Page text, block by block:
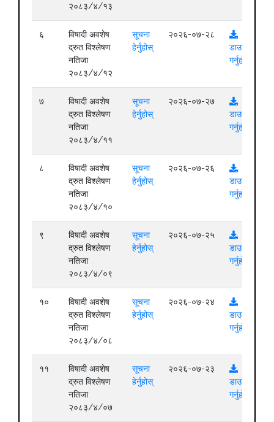
२०८३/४/१३
६
विषादी अवशेष
द्रुत विश्लेषण
नतिजा
२०८३/४/१२
सूचना
हेर्नुहोस्
२०२६-०७-२८
डाउनलोड
गर्नुहोस्
७
विषादी अवशेष
द्रुत विश्लेषण
नतिजा
२०८३/४/११
सूचना
हेर्नुहोस्
२०२६-०७-२७
डाउनलोड
गर्नुहोस्
८
विषादी अवशेष
द्रुत विश्लेषण
नतिजा
२०८३/४/१०
सूचना
हेर्नुहोस्
२०२६-०७-२६
डाउनलोड
गर्नुहोस्
९
विषादी अवशेष
द्रुत विश्लेषण
नतिजा
२०८३/४/०९
सूचना
हेर्नुहोस्
२०२६-०७-२५
डाउनलोड
गर्नुहोस्
१०
विषादी अवशेष
द्रुत विश्लेषण
नतिजा
२०८३/४/०८
सूचना
हेर्नुहोस्
२०२६-०७-२४
डाउनलोड
गर्नुहोस्
११
विषादी अवशेष
द्रुत विश्लेषण
नतिजा
२०८३/४/०७
सूचना
हेर्नुहोस्
२०२६-०७-२३
डाउनलोड
गर्नुहोस्